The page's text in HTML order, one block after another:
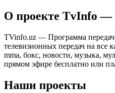
О проекте TvInfo —
TVinfo.uz — Программа передач
телевизионных передач на все
mma, бокс, новости, музыка,
прямом эфире бесплатно или
Наши проекты